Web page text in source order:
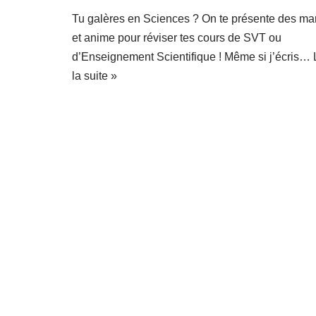
Tu galères en Sciences ? On te présente des
et anime pour réviser tes cours de SVT ou
d’Enseignement Scientifique ! Même si j’écris…
la suite »